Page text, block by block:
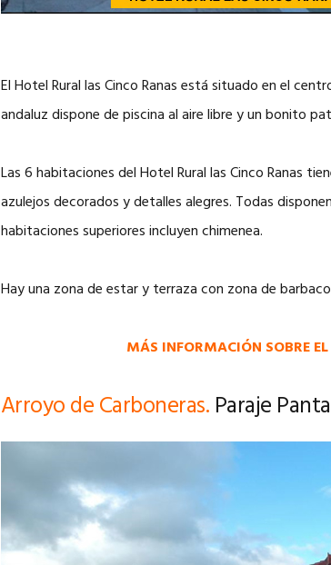
El Hotel Rural las Cinco Ranas está situado en el
andaluz dispone de piscina al aire libre y un bonito
Las 6 habitaciones del Hotel Rural las Cinco Ranas
azulejos decorados y detalles alegres. Todas
habitaciones superiores incluyen chimenea.
Hay una zona de estar y terraza con zona de
MÁS INFORMACIÓN SOBRE
Arroyo de Carboneras. Paraje